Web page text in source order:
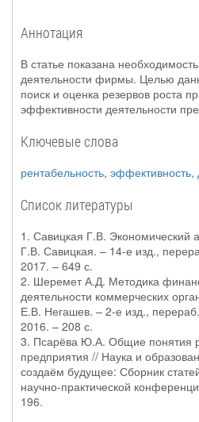
Аннотация
В статье показана
деятельности фирмы. Целью
поиск и оценка резервов роста
эффективности деятельности
Ключевые слова
рентабельность, эффективность,
Список литературы
1. Савицкая Г.В. Экономический
Г.В. Савицкая. – 14-е изд.,
2017. – 649 с.
2. Шеремет А.Д. Методика
деятельности коммерческих
Е.В. Негашев. – 2-е изд.,
2016. – 208 с.
3. Псарёва Ю.А. Общие понятия
предприятия // Наука и
создаём будущее: Сборник
научно-практической
196.